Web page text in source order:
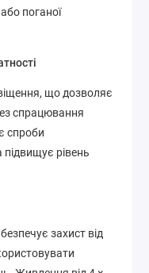
поганої
що дозволяє
спрацювання
спроби
рівень
захист від